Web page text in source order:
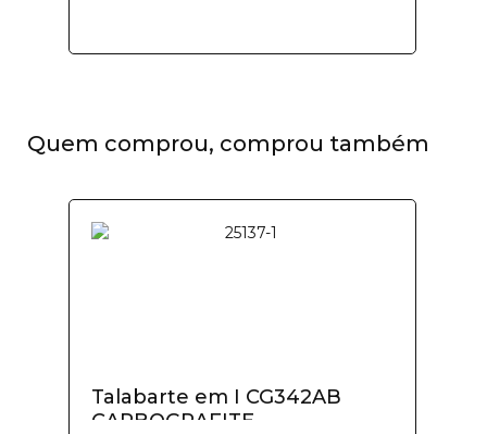
Quem comprou, comprou também
Talabarte em I CG342AB
CARBOGRAFITE